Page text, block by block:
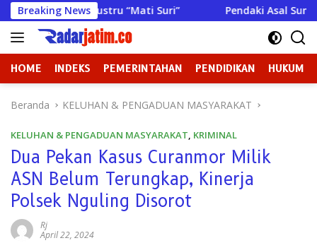
Langsung
ke
konten
Breaking News
Justru “Mati Suri” Pendaki Asal Sumenep
HOME INDEKS PEMERINTAHAN PENDIDIKAN HUKUM
Beranda KELUHAN & PENGADUAN MASYARAKAT
KELUHAN & PENGADUAN MASYARAKAT, KRIMINAL
Dua Pekan Kasus Curanmor Milik
ASN Belum Terungkap, Kinerja
Polsek Nguling Disorot
Rj
April 22, 2024